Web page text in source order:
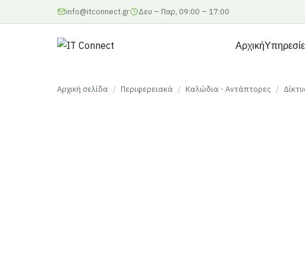
info@itconnect.gr Δευ – Παρ, 09:00 – 17:00
Αρχική
Αρχική σελίδα / Περιφερειακά / Καλώδια - Αντάπτορες /